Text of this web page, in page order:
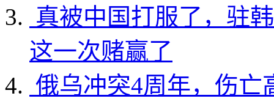
真被中国打服了，驻
这一次赌赢了
俄乌冲突4周年，伤亡